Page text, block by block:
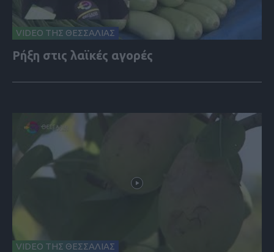
VIDEO ΤΗΣ ΘΕΣΣΑΛΙΑΣ
Ρήξη στις λαϊκές αγορές
VIDEO ΤΗΣ ΘΕΣΣΑΛΙΑΣ